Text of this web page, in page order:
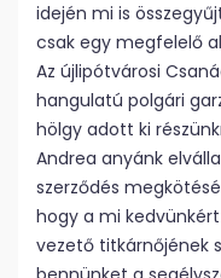
idején mi is
csak egy megfelelő
Az újlipótvárosi
hangulatú polgári
hölgy adott ki
Andrea anyánk
szerződés
hogy a mi
vezető titkárnőjének